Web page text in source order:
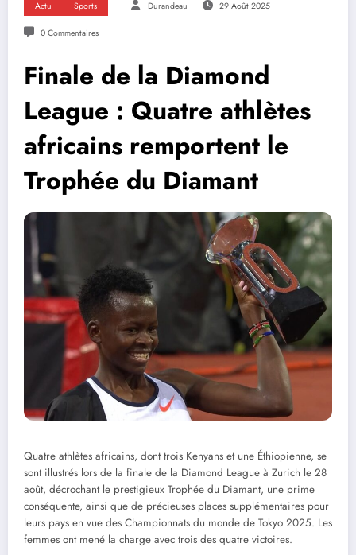
Actu Sports Durandeau 29 Août 2025
0 Commentaires
Finale de la Diamond
League : Quatre athlètes
africains remportent le
Trophée du Diamant
Quatre athlètes africains, dont trois Kenyans et une Éthiopienne, se
sont illustrés lors de la finale de la Diamond League à Zurich le 28
août, décrochant le prestigieux Trophée du Diamant, une prime
conséquente, ainsi que de précieuses places supplémentaires pour
leurs pays en vue des Championnats du monde de Tokyo 2025. Les
femmes ont mené la charge avec trois des quatre victoires.